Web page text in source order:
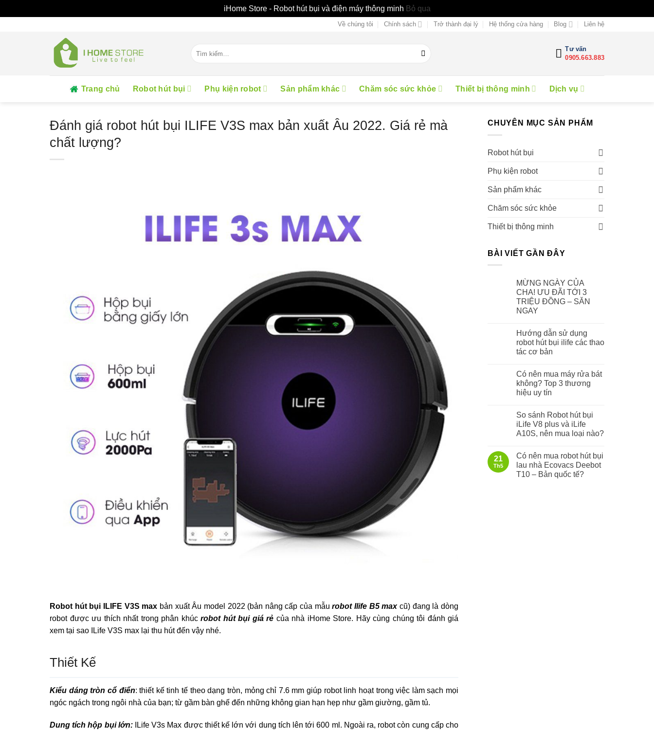
iHome Store - Robot hút bụi và điện máy thông minh Bỏ qua
Về chúng tôi Chính sách Trở thành đại lý Hệ thống cửa hàng Blog Liên hệ
kiếm:
Tư vấn
0905.663.883
Trang chủ Robot hút bụi Phụ kiện robot Sản phẩm khác Chăm sóc sức khỏe Thiết bị thông minh Dịch vụ
Đánh giá robot hút bụi ILIFE V3S max bản xuất Âu 2022. Giá rẻ mà
chất lượng?
Robot hút bụi ILIFE V3S max bản xuất Âu model 2022 (bản nâng cấp của mẫurobot Ilife B5 max cũ) đang là dòng
robot được ưu thích nhất trong phân khúc robot hút bụi giá rẻ của nhà iHome Store. Hãy cùng chúng tôi đánh giá
xem tại sao ILife V3S max lại thu hút đến vậy nhé.
Thiết Kế
Kiểu dáng tròn cổ điển:thiết kế tinh tế theo dạng tròn, mỏng chỉ 7.6 mm giúp robot linh hoạt trong việc làm sạch mọi
ngóc ngách trong ngôi nhà của bạn; từ gầm bàn ghế đến những không gian hạn hẹp như gầm giường, gầm tủ.
Dung tích hộp bụi lớn:
ILife V3s Max được thiết kế lớn với dung tích lên tới 600 ml. Ngoài ra, robot còn cung cấp cho
CHUYÊN MỤC SẢN PHẨM
Robot hút bụi
Phụ kiện robot
Sản phẩm khác
Chăm sóc sức khỏe
Thiết bị thông minh
BÀI VIẾT GẦN ĐÂY
MỪNG NGÀY CỦA
CHA! ƯU ĐÃI TỚI 3
TRIỆU ĐỒNG – SĂN
NGAY
Hướng dẫn sử dụng
robot hút bụi ilife các thao
tác cơ bản
Có nên mua máy rửa bát
không? Top 3 thương
hiệu uy tín
So sánh Robot hút bụi
iLife V8 plus và iLife
A10S, nên mua loại nào?
21
Th5
Có nên mua robot hút bụi
lau nhà Ecovacs Deebot
T10 – Bản quốc tế?